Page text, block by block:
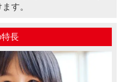
す。
長